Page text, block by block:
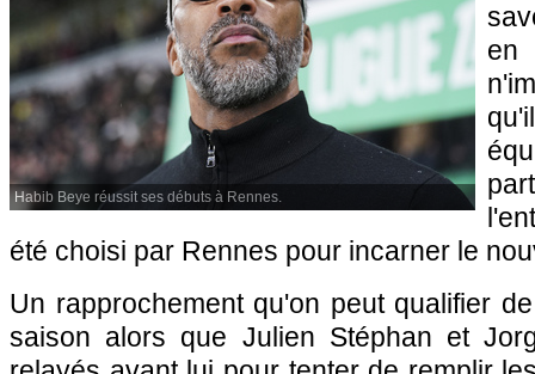
Habib Beye réussit ses débuts à Rennes.
été choisi par Rennes pour incarner le
Un rapprochement qu'on peut qualifier
saison alors que Julien Stéphan et